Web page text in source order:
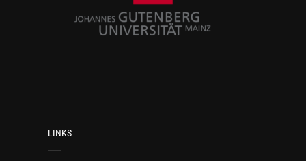
LINKS